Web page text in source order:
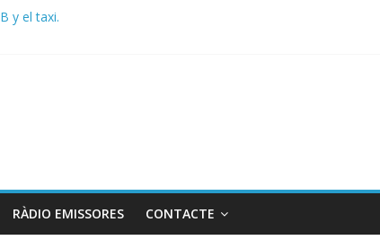
y el taxi.
RÀDIO EMISSORES CONTACTE